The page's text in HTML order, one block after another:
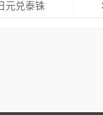
元兑泰铢